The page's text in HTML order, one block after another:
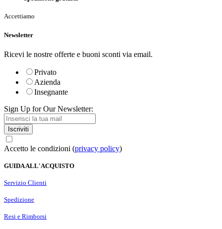
Accettiamo
Newsletter
Ricevi le nostre offerte e buoni sconti via email.
Privato
Azienda
Insegnante
Sign Up for Our Newsletter:
Iscriviti
Accetto le condizioni (privacy policy)
GUIDA ALL'ACQUISTO
Servizio Clienti
Spedizione
Resi e Rimborsi